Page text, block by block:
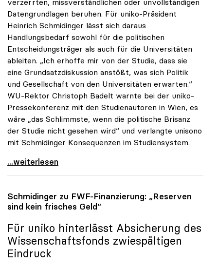
verzerrten, missverständlichen oder unvollständigen
Datengrundlagen beruhen. Für uniko-Präsident
Heinrich Schmidinger lässt sich daraus
Handlungsbedarf sowohl für die politischen
Entscheidungsträger als auch für die Universitäten
ableiten. „Ich erhoffe mir von der Studie, dass sie
eine Grundsatzdiskussion anstößt, was sich Politik
und Gesellschaft von den Universitäten erwarten.“
WU-Rektor Christoph Badelt warnte bei der uniko-
Pressekonferenz mit den Studienautoren in Wien, es
wäre „das Schlimmste, wenn die politische Brisanz
der Studie nicht gesehen wird“ und verlangte unisono
mit Schmidinger Konsequenzen im Studiensystem.
Schmidinger zu IHS-Studie: „Erwarte
...weiterlesen
Schmidinger zu FWF-Finanzierung: „Reserven
sind kein frisches Geld“
Für uniko hinterlässt Absicherung des
Wissenschaftsfonds zwiespältigen
Eindruck